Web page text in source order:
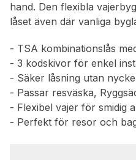
hand. Den flexibla
låset även där vanliga
- TSA kombinationslås
- 3 kodskivor för enkel
- Säker låsning utan
- Passar resväska,
- Flexibel vajer för smidig
- Perfekt för resor och